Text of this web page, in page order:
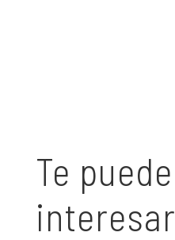
Te puede
interesar